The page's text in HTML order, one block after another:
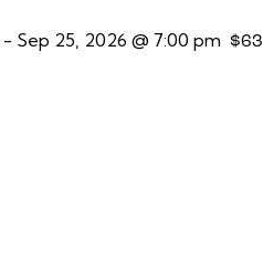
- Sep 25, 2026 @ 7:00 pm $63